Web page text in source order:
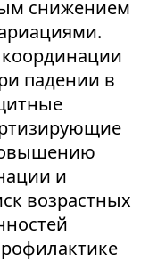
снижением
падении в
и
возрастных